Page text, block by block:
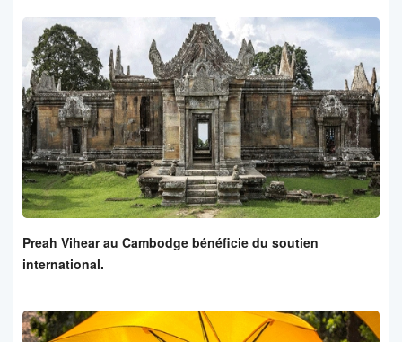
Preah Vihear au Cambodge bénéficie du soutien
international.